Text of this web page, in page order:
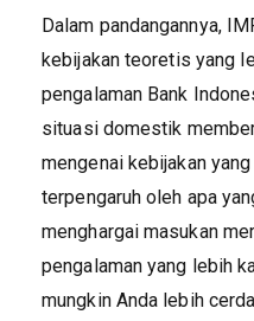
Dalam pandangannya,
kebijakan teoretis yang
pengalaman Bank
situasi domestik
mengenai kebijakan
terpengaruh oleh apa
menghargai masukan
pengalaman yang lebih
mungkin Anda lebih